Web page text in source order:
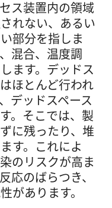
ス装置内の領域
れない、あるい
部分を指しま
混合、温度調
ます。デッドス
ほとんど行われ
デッドスペース
。そこでは、製
に残ったり、堆
す。これによ
のリスクが高ま
応のばらつき、
があります。